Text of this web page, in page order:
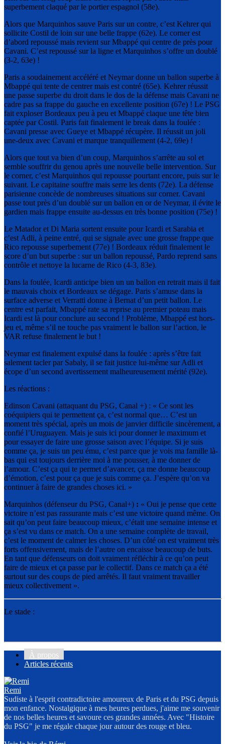
superbement claqué par le portier espagnol (58e).
Alors que Marquinhos sauve Paris sur un contre, c’est Kehrer qui
sollicite Costil de loin sur une belle frappe (62e). Le corner est
d’abord repoussé mais revient sur Mbappé qui centre de près pour
Cavani. C’est repoussé sur la ligne et Marquinhos s’offre un doublé
(3-2, 63e) !
Paris a soudainement accéléré et Neymar donne un ballon superbe à
Mbappé qui tente de centrer mais est contré (65e). Kehrer réussit
une passe superbe du droit dans le dos de la défense mais Cavani ne
cadre pas sa frappe du gauche en excellente position (67e) ! Le PSG
fait exploser Bordeaux peu à peu et Mbappé claque une tête bien
captée par Costil. Paris fait finalement le break dans la foulée :
Cavani presse avec Gueye et Mbappé récupère. Il réussit un joli
une-deux avec Cavani et marque tranquillement (4-2, 69e) !
Alors que tout va bien d’un coup, Marquinhos s’arrête au sol et
semble souffrir du genou après une nouvelle belle intervention. Sur
le corner, c’est Marquinhos qui repousse pourtant encore, puis sur le
suivant. Le capitaine souffre mais serre les dents (72e). La défense
parisienne concède de nombreuses situations sur corner. Cavani
passe tout près d’un doublé sur un ballon en or de Neymar, il évite le
gardien mais frappe ensuite au-dessus en très bonne position (75e) !
Le Matador et Di Maria sortent ensuite pour Icardi et Sarabia et
c’est Adli, à peine entré, qui se signale avec une grosse frappe que
Rico repousse superbement (77e) ! Bordeaux réduit finalement le
score d’un but superbe : sur un ballon repoussé, Pardo reprend sans
contrôle et nettoye la lucarne de Rico (4-3, 83e).
Dans la foulée, Icardi anticipe bien un un ballon en retrait mais il fait
le mauvais choix et Bordeaux se dégage. Paris s’amuse dans la
surface adverse et Verratti donne à Bernat d’un petit ballon. Le
centre est parfait, Mbappé rate sa reprise au premier poteau mais
Icardi est là pour conclure au second ! Problème, Mbappé est hors-
jeu et, même s’il ne touche pas vraiment le ballon sur l’action, le
VAR refuse finalement le but !
Neymar est finalement expulsé dans la foulée : après s’être fait
salement tacler par Sabaly, il se fait justice lui-même sur Adli et
écope d’un second avertissement malheureusement mérité (92e).
Les réactions :
Edinson Cavani (attaquant du PSG, Canal +) : « Ce sont les
coéquipiers qui te permettent ça, c’est normal que… C’est un
moment très spécial, après un mois de janvier difficile sincèrement, a
confié l’Uruguayen. Mais je suis ici pour donner le maximum et
pour essayer de faire une grosse saison avec l’équipe. Si je suis
comme ça, je suis un peu ému, c’est parce que je vois ma famille là-
bas qui est toujours derrière moi à me pousser, à me donner de
l’amour. C’est ça qui te permet d’avancer, ça me donne beaucoup
d’émotion, c’est pour ça que je suis comme ça. J’espère qu’on va
continuer à faire de grandes choses ici. »
Marquinhos (défenseur du PSG, Canal+) : « Oui je pense que cette
victoire n’est pas rassurante mais c’est une victoire quand même. On
sait qu’on peut faire beaucoup mieux, c’était une semaine intense et
ça s’est vu dans ce match. On a une semaine complète de travail,
c’est le moment de calmer les choses. D’un côté on est vraiment très
forts offensivement, mais de l’autre on encaisse beaucoup de buts.
En tant que défenseurs on doit vraiment réfléchir à ce qu’on peut
faire de mieux et ça passe par le collectif. Dans ce match ça a été
surtout sur des coups de pied arrêtés. Il faut vraiment travailler
mieux collectivement ».
Le stade :
À propos
Articles récents
Remi
Sudiste à l'esprit contradictoire amoureux de Paris et du PSG depuis
mon enfance. Nostalgique à mes heures perdues, j'aime me souvenir
de nos belles heures et savoure ces grandes années. Avec "Histoire
du PSG" je me régale chaque jour autour des rouge et bleu.